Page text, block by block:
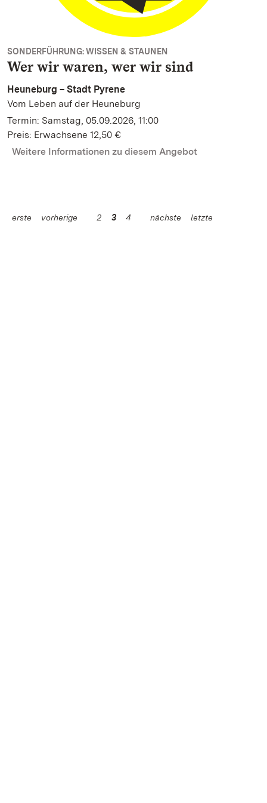
SONDERFÜHRUNG: WISSEN & STAUNEN
Wer wir waren, wer wir sind
Heuneburg – Stadt Pyrene
Vom Leben auf der Heuneburg
Termin: Samstag, 05.09.2026, 11:00
Preis: Erwachsene 12,50 €
Weitere Informationen zu diesem Angebot
erste vorherige 2 3 4 nächste letzte